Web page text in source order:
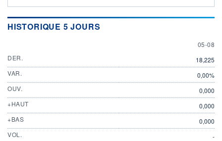
HISTORIQUE 5 JOURS
5
05-08
DER.
18,225
VAR.
0,00%
OUV.
0,000
+HAUT
0,000
+BAS
0,000
VOL.
-